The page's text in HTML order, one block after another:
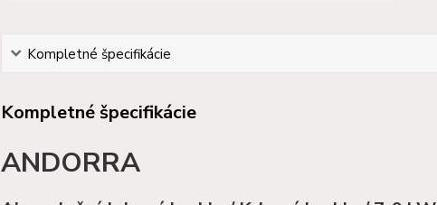
Kompletné špecifikácie
Kompletné špecifikácie
ANDORRA